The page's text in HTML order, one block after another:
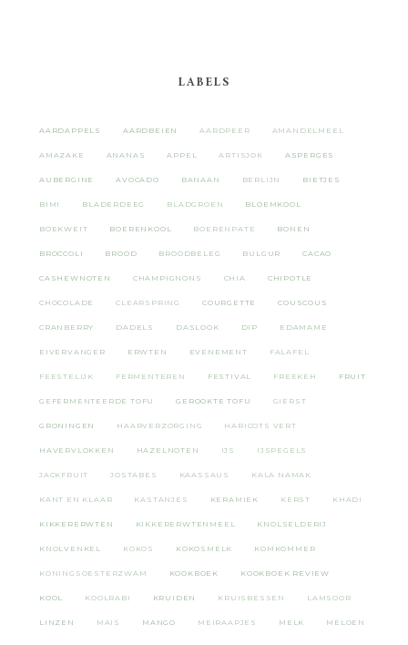
LABELS
AARDAPPELS AARDBEIEN AARDPEER AMANDELMEEL
AMAZAKE ANANAS APPEL ARTISJOK ASPERGES
AUBERGINE AVOCADO BANAAN BERLIJN BIETJES
BIMI BLADERDEEG BLADGROEN BLOEMKOOL
BOEKWEIT BOERENKOOL BOERENPATE BONEN
BROCCOLI BROOD BROODBELEG BULGUR CACAO
CASHEWNOTEN CHAMPIGNONS CHIA CHIPOTLE
CHOCOLADE CLEARSPRING COURGETTE COUSCOUS
CRANBERRY DADELS DASLOOK DIP EDAMAME
EIVERVANGER ERWTEN EVENEMENT FALAFEL
FEESTELIJK FERMENTEREN FESTIVAL FREEKEH FRUIT
GEFERMENTEERDE TOFU GEROOKTE TOFU GIERST
GRONINGEN HAARVERZORGING HARICOTS VERT
HAVERVLOKKEN HAZELNOTEN IJS IJSPEGELS
JACKFRUIT JOSTABES KAASSAUS KALA NAMAK
KANT EN KLAAR KASTANJES KERAMIEK KERST KHADI
KIKKERERWTEN KIKKERERWTENMEEL KNOLSELDERIJ
KNOLVENKEL KOKOS KOKOSMELK KOMKOMMER
KONINGSOESTERZWAM KOOKBOEK KOOKBOEK REVIEW
KOOL KOOLRABI KRUIDEN KRUISBESSEN LAMSOOR
LINZEN MAIS MANGO MEIRAAPJES MELK MELOEN